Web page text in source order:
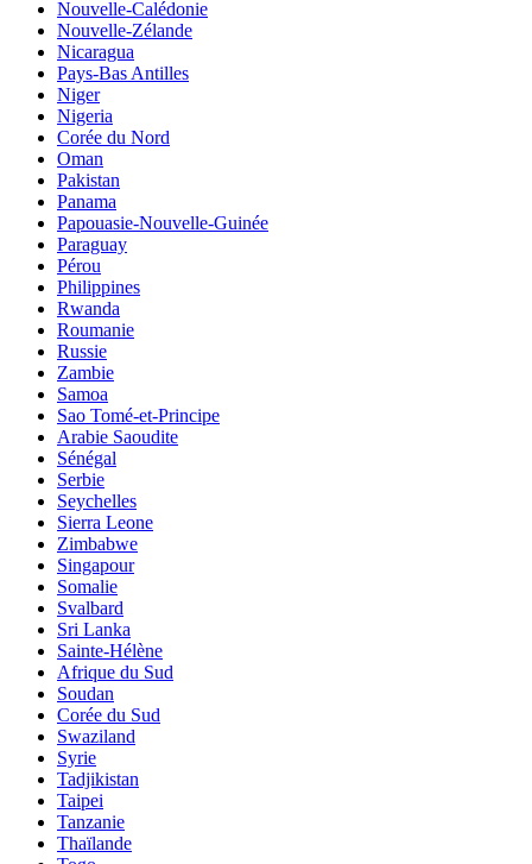
Nouvelle-Calédonie
Nouvelle-Zélande
Nicaragua
Pays-Bas Antilles
Niger
Nigeria
Corée du Nord
Oman
Pakistan
Panama
Papouasie-Nouvelle-Guinée
Paraguay
Pérou
Philippines
Rwanda
Roumanie
Russie
Zambie
Samoa
Sao Tomé-et-Principe
Arabie Saoudite
Sénégal
Serbie
Seychelles
Sierra Leone
Zimbabwe
Singapour
Somalie
Svalbard
Sri Lanka
Sainte-Hélène
Afrique du Sud
Soudan
Corée du Sud
Swaziland
Syrie
Tadjikistan
Taipei
Tanzanie
Thaïlande